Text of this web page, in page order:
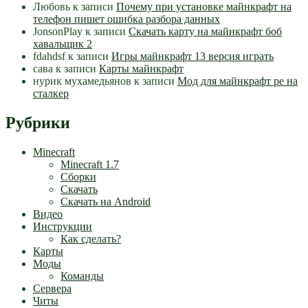
Любовь к записи Почему при установке майнкрафт на
телефон пишет ошибка разбора данных
JonsonPlay к записи Скачать карту на майнкрафт боб
хавальщик 2
fdahdsfк записи Игры майнкрафт 13 версия играть
сава к записи Карты майнкрафт
нурик мухамедьянов к записи Мод для майнкрафт pe на
сталкер
Рубрики
Minecraft
Minecraft 1.7
Сборки
Скачать
Скачать на Android
Видео
Инструкции
Как сделать?
Карты
Моды
Команды
Сервера
Читы